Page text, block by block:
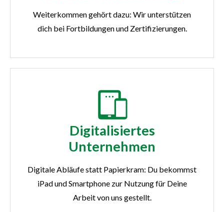
Weiterkommen gehört dazu: Wir unterstützen
dich bei Fortbildungen und Zertifizierungen.
Digitalisiertes
Unternehmen
Digitale Abläufe statt Papierkram: Du bekommst
iPad und Smartphone zur Nutzung für Deine
Arbeit von uns gestellt.